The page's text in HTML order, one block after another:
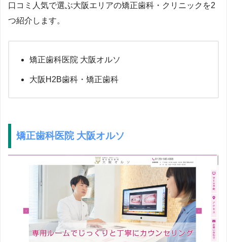
口コミ人気で選ぶ大阪エリアの矯正歯科・クリニックを2
つ紹介します。
矯正歯科医院 大阪オルソ
大阪H2B歯科・矯正歯科
矯正歯科医院 大阪オルソ